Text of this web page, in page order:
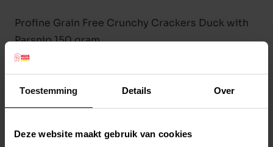
Toestemming Details Over
Deze website maakt gebruik van cookies
Profine Grain Free Crunchy Crackers Duck with
Parsnip 150 gram
Profine heeft haar snack assortiment uitgebreid
met een nieuwe lijn graanvrije snacks, namelijk
deProfine Crunchy Crackers
. Zoals de naam al
aangeeft, zijn de snackskrokant. De Crunchy
Lees meer